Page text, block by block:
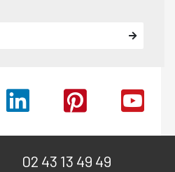
02 43 13 49 49